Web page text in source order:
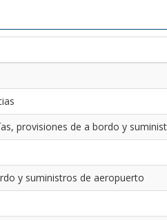
provisiones de a bordo y
y suministros de aeropuerto